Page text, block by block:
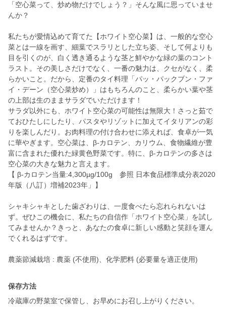
「空心菜って、炒め物だけでしょう？」そんな風に思っていませ
んか？
私たちが愛情込めて育てた【ホワイト空心菜】は、一般的な空心
菜とは一線を画す、細葉でスラリとした立ち姿、そして何よりも
目を引くのが、白く透き通るような茎と鮮やかな緑の葉のコント
ラスト。その美しさだけでなく、一番の魅力は、クセがなく、柔
らかいこと。だから、定番のタイ料理「パッ・パックブン・ファ
イ・デーン（空心菜炒め）」はもちろんのこと、柔らかい葉や茎
の上部は生のままサラダでいただけます！
サラダ以外にも、ホワイト空心菜の可能性は無限大！さっと茹で
ておひたしにしたり、パスタやリゾットに加えてイタリアンの彩
りを楽しんだり。お肉料理の付け合わせに添えれば、食卓が一気
に華やぎます。空心菜は、β-カロテン、カリウム、食物繊維が豊
富に含まれた優れた緑黄色野菜です。特に、β-カロテンの多さは
空心菜の大きな魅力と言えます。
【 β-カロテン当量:4,300µg/100g 参照 日本食品標準成分表2020
年版（八訂）増補2023年」】
シャキシャキとした歯ざわりは、一度食べたら忘れられないは
ず。ぜひこの機会に、私たちの自信作「ホワイト空心菜」を試し
てみませんか？きっと、あなたの食卓に新しい感動と笑顔を運ん
でくれるはずです。
農薬節減栽培 : 農薬 (不使用)、化学肥料 (必要量を適正使用)
保存方法
冷蔵庫の野菜室で保管し、お早めにお召し上がりください。